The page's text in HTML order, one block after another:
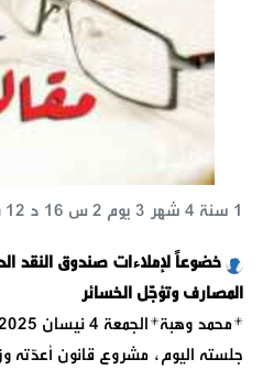
خضوعاً لإملاءات صندوق النقد
المصارف وتؤجّل الخسائر
1 سنة 4 شهر 3 يوم 2 س 16 د 12 ث
جلسته اليوم، مشروع قانون أعدّته